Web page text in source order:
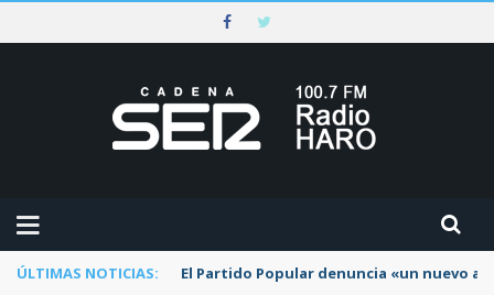
ÚLTIMAS NOTICIAS: El Partido Popular denuncia «un nuevo